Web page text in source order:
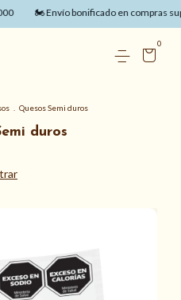
🏍️ Envío bonificado en compras
0
Quesos Semi duros
duros